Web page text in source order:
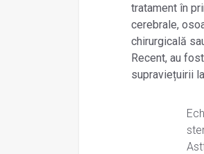
tratament în
cerebrale,
chirurgicală
Recent, au
supraviețuirii